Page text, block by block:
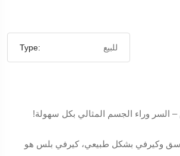
Type: للبيع
السر وراء الجسم المثالي بكل سهولة!
وكيرفي بشكل طبيعي، كيرفي بلس هو